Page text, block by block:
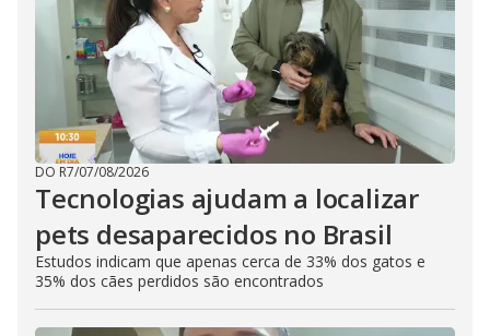
DO R7/07/08/2026
Tecnologias ajudam a localizar
pets desaparecidos no Brasil
Estudos indicam que apenas cerca de 33% dos gatos e
35% dos cães perdidos são encontrados